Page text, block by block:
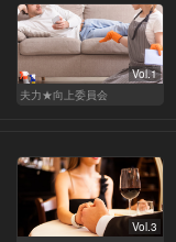
Vol.1
夫力★向上委員会
Vol.3